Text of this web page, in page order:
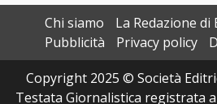
Chi siamo
La Redazione
Pubblicità
Privacy policy
Copyright 2025 © Società
Testata Giornalistica registrata